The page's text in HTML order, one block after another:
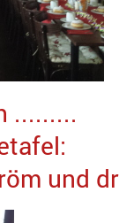
.........
und